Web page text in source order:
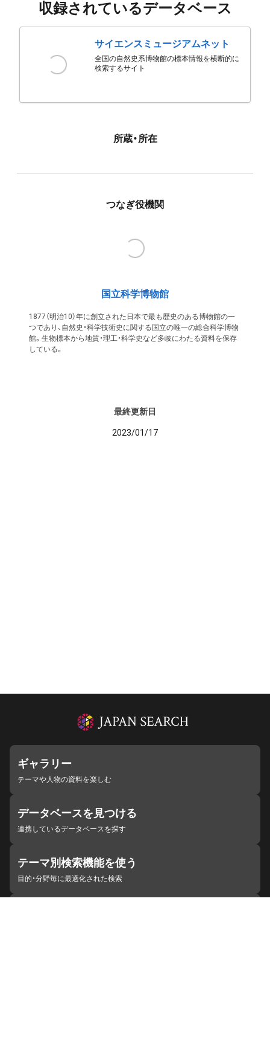
収録されているデータベース
サイエンスミュージアムネット
全国の自然史系博物館の標本情報を横断的に
検索するサイト
所蔵・所在
つなぎ役機関
国立科学博物館
1877（明治10）年に創立された日本で最も歴史のある博物館の一
つであり、自然史・科学技術史に関する国立の唯一の総合科学博物
館。生物標本から地質・理工・科学史など多岐にわたる資料を保存
している。
最終更新日
2023/01/17
ギャラリー
テーマや人物の資料を楽しむ
データベースを見つける
連携しているデータベースを探す
テーマ別検索機能を使う
目的・分野毎に最適化された検索